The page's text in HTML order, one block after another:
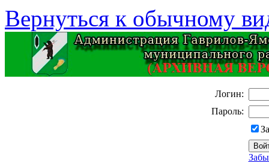
Вернуться к обычному
Логин:
Пароль: